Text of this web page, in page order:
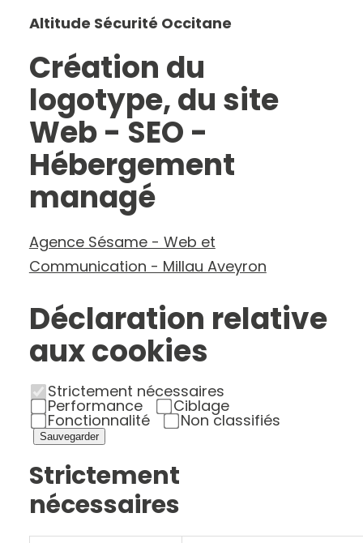
Altitude Sécurité Occitane
Création du
logotype, du site
Web - SEO -
Hébergement
managé
Agence Sésame - Web et
Communication - Millau Aveyron
Déclaration relative
aux cookies
Strictement nécessaires
Performance Ciblage
Fonctionnalité Non classifiés
Sauvegarder
Strictement
nécessaires